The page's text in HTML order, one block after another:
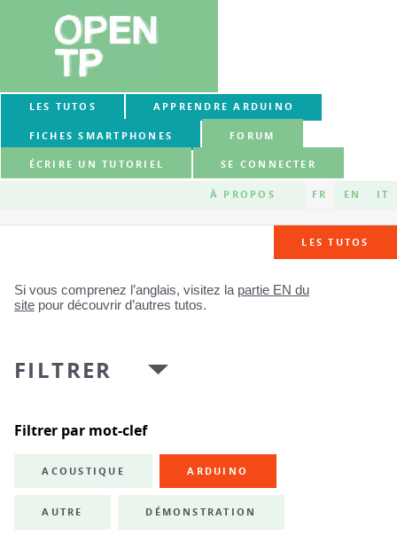
LES TUTOS APPRENDRE ARDUINO
FICHES SMARTPHONES FORUM
ÉCRIRE UN TUTORIEL SE CONNECTER
À PROPOS FR EN IT
LES TUTOS
Si vous comprenez l’anglais, visitez la partie EN du
site pour découvrir d’autres tutos.
FILTRER
Filtrer par mot-clef
ACOUSTIQUE ARDUINO
AUTRE DÉMONSTRATION